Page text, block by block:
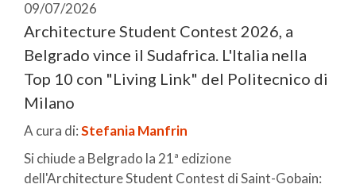
09/07/2026
Architecture Student Contest 2026, a
Belgrado vince il Sudafrica. L'Italia nella
Top 10 con "Living Link" del Politecnico di
Milano
A cura di:Stefania Manfrin
Si chiude a Belgrado la 21ª edizione
dell'Architecture Student Contest di Saint-Gobain: